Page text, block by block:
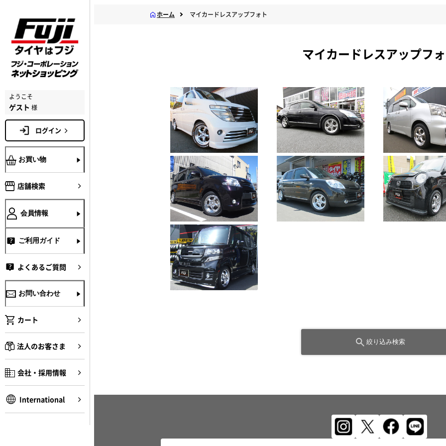
ようこそ
ゲスト 様
ログイン
お買い物
店舗検索
会員情報
ご利用ガイド
よくあるご質問
お問い合わせ
カート
法人のお客さま
会社・採用情報
International
ホーム マイカードレスアップフォト
マイカードレスアップフ
絞り込み検索